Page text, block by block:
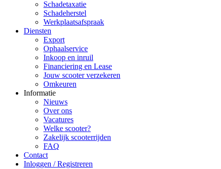
Schadetaxatie
Schadeherstel
Werkplaatsafspraak
Diensten
Export
Ophaalservice
Inkoop en inruil
Financiering en Lease
Jouw scooter verzekeren
Omkeuren
Informatie
Nieuws
Over ons
Vacatures
Welke scooter?
Zakelijk scooterrijden
FAQ
Contact
Inloggen / Registreren